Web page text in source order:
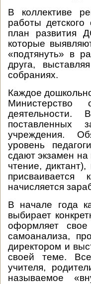
В коллективе
работы
план развития
которые
«подтянуть» в
друга,
собраниях.
Каждое
Министерство
деятельности.
поставленных
учреждения.
уровень
сдают экзамен на
чтение,
начисляется
В начале года
выбирает
оформляет
самоанализа,
директором и
своей теме.
учителя,
называемое